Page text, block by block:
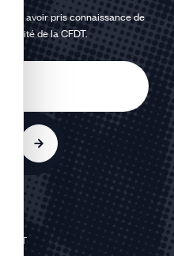
avoir pris connaissance de
de la CFDT.